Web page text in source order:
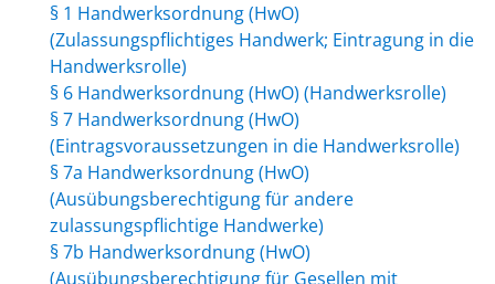
§ 1 Handwerksordnung (HwO)
(Zulassungspflichtiges Handwerk; Eintragung in die
Handwerksrolle)
§ 6 Handwerksordnung (HwO) (Handwerksrolle)
§ 7 Handwerksordnung (HwO)
(Eintragsvoraussetzungen in die Handwerksrolle)
§ 7a Handwerksordnung (HwO)
(Ausübungsberechtigung für andere
zulassungspflichtige Handwerke)
§ 7b Handwerksordnung (HwO)
(Ausübungsberechtigung für Gesellen mit